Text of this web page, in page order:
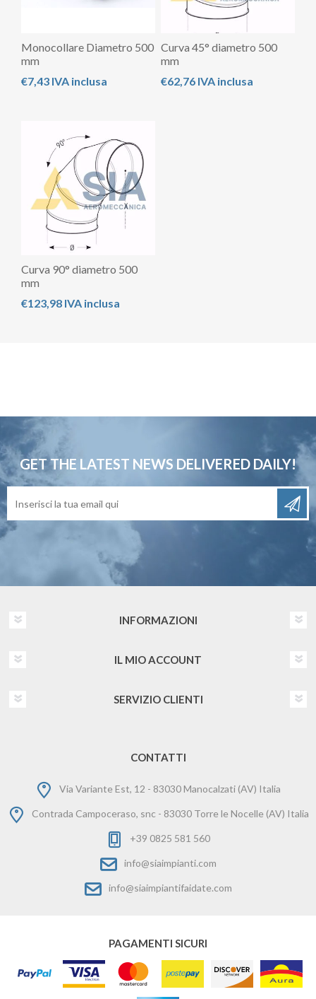
Monocollare Diametro 500
mm
€7,43 IVA inclusa
Curva 45° diametro 500
mm
€62,76 IVA inclusa
Curva 90° diametro 500
mm
€123,98 IVA inclusa
GET THE LATEST NEWS DELIVERED DAILY!
INFORMAZIONI
IL MIO ACCOUNT
SERVIZIO CLIENTI
CONTATTI
Via Variante Est, 12 - 83030 Manocalzati (AV) Italia
Contrada Campoceraso, snc - 83030 Torre le Nocelle (AV) Italia
+39 0825 581 560
info@siaimpianti.com
info@siaimpiantifaidate.com
PAGAMENTI SICURI